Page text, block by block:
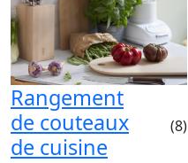
Rangement
de couteaux
de cuisine
(8)